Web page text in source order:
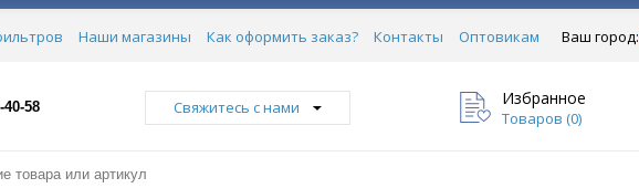
Ваш город:
Наши магазины Как оформить заказ? Контакты
Оптовикам
40-58 Свяжитесь с нами Избранное
Товаров (0)